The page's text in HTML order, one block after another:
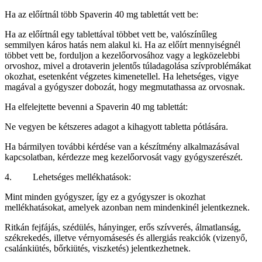
Ha az előírtnál több Spaverin 40 mg tablettát vett be:
Ha az előírtnál egy tablettával többet vett be, valószínűleg
semmilyen káros hatás nem alakul ki. Ha az előírt mennyiségnél
többet vett be, forduljon a kezelőorvosához vagy a legközelebbi
orvoshoz, mivel a drotaverin jelentős túladagolása szívproblémákat
okozhat, esetenként végzetes kimenetellel. Ha lehetséges, vigye
magával a gyógyszer dobozát, hogy megmutathassa az orvosnak.
Ha elfelejtette bevenni a Spaverin 40 mg tablettát:
Ne vegyen be kétszeres adagot a kihagyott tabletta pótlására.
Ha bármilyen további kérdése van a készítmény alkalmazásával
kapcsolatban, kérdezze meg kezelőorvosát vagy gyógyszerészét.
4. Lehetséges mellékhatások:
Mint minden gyógyszer, így ez a gyógyszer is okozhat
mellékhatásokat, amelyek azonban nem mindenkinél jelentkeznek.
Ritkán fejfájás, szédülés, hányinger, erős szívverés, álmatlanság,
székrekedés, illetve vérnyomásesés és allergiás reakciók (vizenyő,
csalánkiütés, bőrkiütés, viszketés) jelentkezhetnek.